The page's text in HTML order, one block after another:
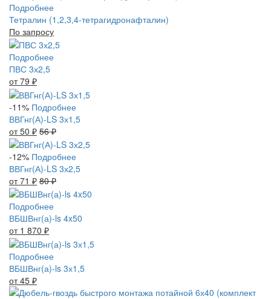
Подробнее
Тетралин (1,2,3,4-тетрагидронафталин)
По запросу
Подробнее
ПВС 3х2,5
от 79 ₽
-11% Подробнее
ВВГнг(А)-LS 3х1,5
от 50 ₽ 56₽
-12% Подробнее
ВВГнг(А)-LS 3х2,5
от 71 ₽ 80₽
Подробнее
ВБШВнг(а)-ls 4x50
от 1 870 ₽
Подробнее
ВБШВнг(а)-ls 3х1,5
от 45 ₽